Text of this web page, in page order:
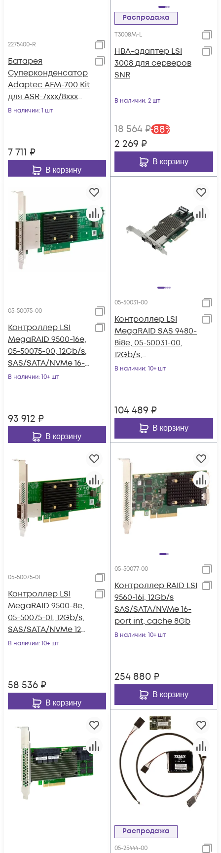
2275400-R
Батарея
Суперконденсатор
Adaptec AFM-700 Kit
для ASR-7xxx/8xxx
серии
В наличии: 1 шт
7 711 ₽
В корзину
Распродажа
T3008M-L
HBA-адаптер LSI
3008 для серверов
SNR
В наличии: 2 шт
18 564 ₽-88%
2 269 ₽
В корзину
05-50075-00
Контроллер LSI
MegaRAID 9500-16e,
05-50075-00, 12Gb/s,
SAS/SATA/NVMe 16-
port ext
В наличии: 10+ шт
93 912 ₽
В корзину
05-50031-00
Контроллер LSI
MegaRAID SAS 9480-
8i8e, 05-50031-00,
12Gb/s,
SAS/SATA/NVMe 8-
В наличии: 10+ шт
104 489 ₽
В корзину
05-50075-01
Контроллер LSI
MegaRAID 9500-8e,
05-50075-01, 12Gb/s,
SAS/SATA/NVMe 12G
HBA, 8-port ext
В наличии: 10+ шт
58 536 ₽
В корзину
05-50077-00
Контроллер RAID LSI
9560-16i, 12Gb/s
SAS/SATA/NVMe 16-
port int, cache 8Gb
В наличии: 10+ шт
254 880 ₽
В корзину
Распродажа
05-25444-00